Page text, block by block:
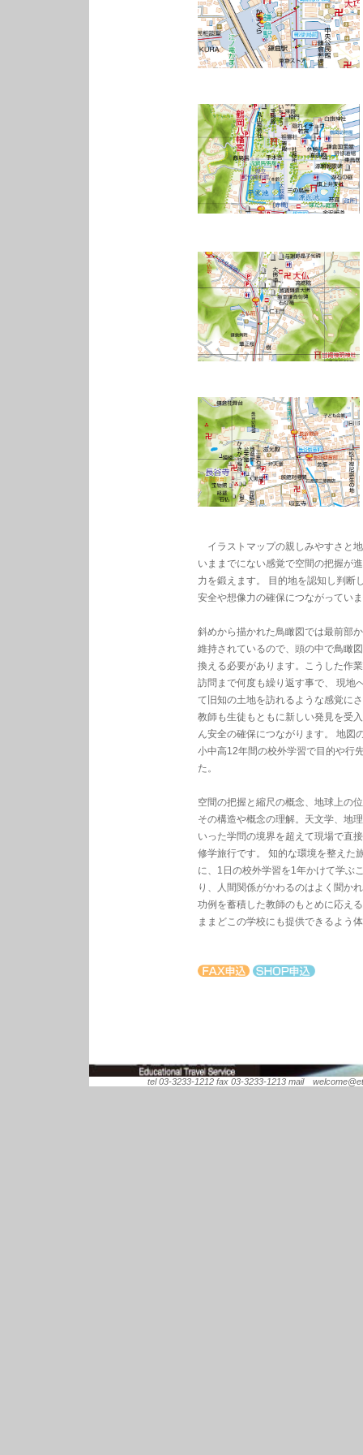
イラストマップの親しみやすさと
いままでにない感覚で空間の把握が
力を鍛えます。 目的地を認知し判断
安全や想像力の確保につながってい
斜めから描かれた鳥瞰図では最前部
維持されているので、頭の中で鳥瞰
換える必要があります。こうした作
訪問まで何度も繰り返す事で、 現地
て旧知の土地を訪れるような感覚に
教師も生徒もともに新しい発見を受
ん安全の確保につながります。 地図
小中高12年間の校外学習で目的や行
た。
空間の把握と縮尺の概念、地球上の
その構造や概念の理解。天文学、地
いった学問の境界を超えて現場で直
修学旅行です。 知的な環境を整えた
に、1日の校外学習を1年かけて学ぶ
り、人間関係がかわるのはよく聞か
功例を蓄積した教師のもとめに応え
ままどこの学校にも提供できるよう
tel 03-3233-1212 fax 03-3233-1213 mail